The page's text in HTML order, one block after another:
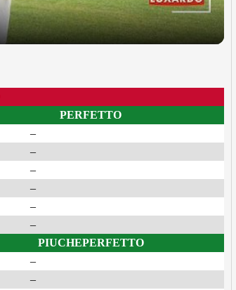
PERFETTO
–
–
–
–
–
–
PIUCHEPERFETTO
–
–